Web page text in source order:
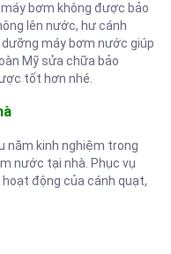
bơm không được bảo
lên nước, hư cánh
máy bơm nước giúp
Mỹ sửa chữa bảo
tốt hơn nhé.
năm kinh nghiệm trong
nước tại nhà. Phục vụ
động của cánh quạt,